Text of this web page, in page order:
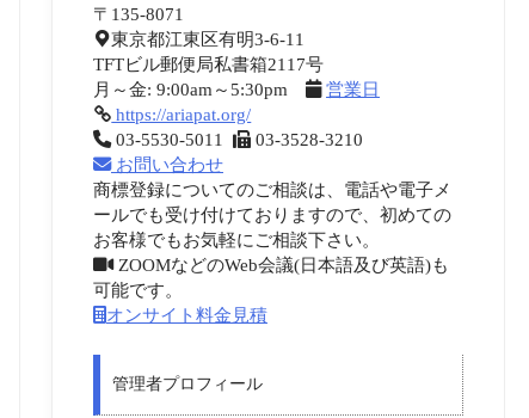
〒135-8071
東京都江東区有明3-6-11
TFTビル郵便局私書箱2117号
月～金: 9:00am～5:30pm
営業日
https://ariapat.org/
03-5530-5011
03-3528-3210
お問い合わせ
商標登録についてのご相談は、電話や電子メ
ールでも受け付けておりますので、初めての
お客様でもお気軽にご相談下さい。
ZOOMなどのWeb会議(日本語及び英語)も
可能です。
オンサイト料金見積
管理者プロフィール